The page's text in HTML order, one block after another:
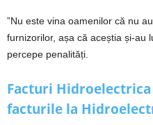
”Nu este vina oamenilor că nu
furnizorilor, așa că aceștia și-au
percepe penalități.
Facturi Hidroelectrica
facturile la